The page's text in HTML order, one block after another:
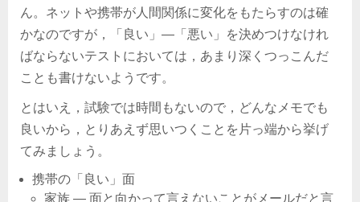
ん。ネットや携帯が人間関係に変化をもたらすのは確
かなのですが，「良い」―「悪い」を決めつけなけれ
ばならないテストにおいては，あまり深くつっこんだ
ことも書けないようです。
とはいえ，試験では時間もないので，どんなメモでも
良いから，とりあえず思いつくことを片っ端から挙げ
てみましょう。
携帯の「良い」面
家族 ― 面と向かって言えないことがメールだと言